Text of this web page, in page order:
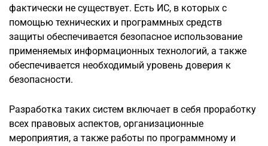
фактически не существует. Есть ИС, в которых с
помощью технических и программных средств
защиты обеспечивается безопасное использование
применяемых информационных технологий, а также
обеспечивается необходимый уровень доверия к
безопасности.
Разработка таких систем включает в себя проработку
всех правовых аспектов, организационные
мероприятия, а также работы по программному и